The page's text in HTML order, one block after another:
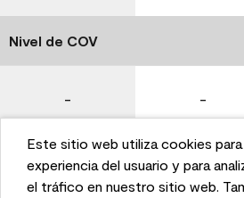
This website uses cookies to
and to analyze performance and
Este sitio web utiliza cookies para
experiencia del usuario y para
el tráfico en nuestro sitio web.
Nivel de COV
- -
Coverage (Sq. Ft./Gal)